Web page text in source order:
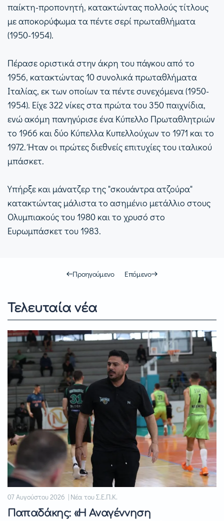
παίκτη-προπονητή, κατακτώντας πολλούς τίτλους
με αποκορύφωμα τα πέντε σερί πρωταθλήματα
(1950-1954).
Πέρασε οριστικά στην άκρη του πάγκου από το
1956, κατακτώντας 10 συνολικά πρωταθλήματα
Ιταλίας, εκ των οποίων τα πέντε συνεχόμενα (1950-
1954). Είχε 322 νίκες στα πρώτα του 350 παιχνίδια,
ενώ ακόμη πανηγύρισε ένα Κύπελλο Πρωταθλητριών
το 1966 και δύο Κύπελλα Κυπελλούχων το 1971 και το
1972. Ήταν οι πρώτες διεθνείς επιτυχίες του ιταλικού
μπάσκετ.
Υπήρξε και μάνατζερ της "σκουάντρα ατζούρα"
κατακτώντας μάλιστα το ασημένιο μετάλλιο στους
Ολυμπιακούς του 1980 και το χρυσό στο
Ευρωμπάσκετ του 1983.
Προηγούμενο Επόμενο
Τελευταία νέα
07 Αυγούστου 2026 | Νέα του Σ.Ε.Π.Κ.
Παπαδάκης: «Η Αναγέννηση